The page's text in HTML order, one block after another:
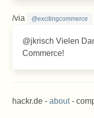
/via @excitingcommerce
@jkrisch Vielen
Commerce!
hackr.de - about-